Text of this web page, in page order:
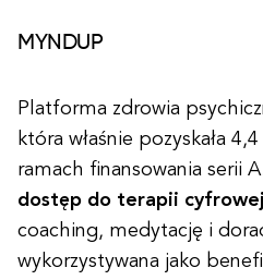
MYNDUP
Platforma zdrowia
która właśnie pozyskała
ramach finansowania serii
dostęp do terapii
coaching, medytację i
wykorzystywana jako